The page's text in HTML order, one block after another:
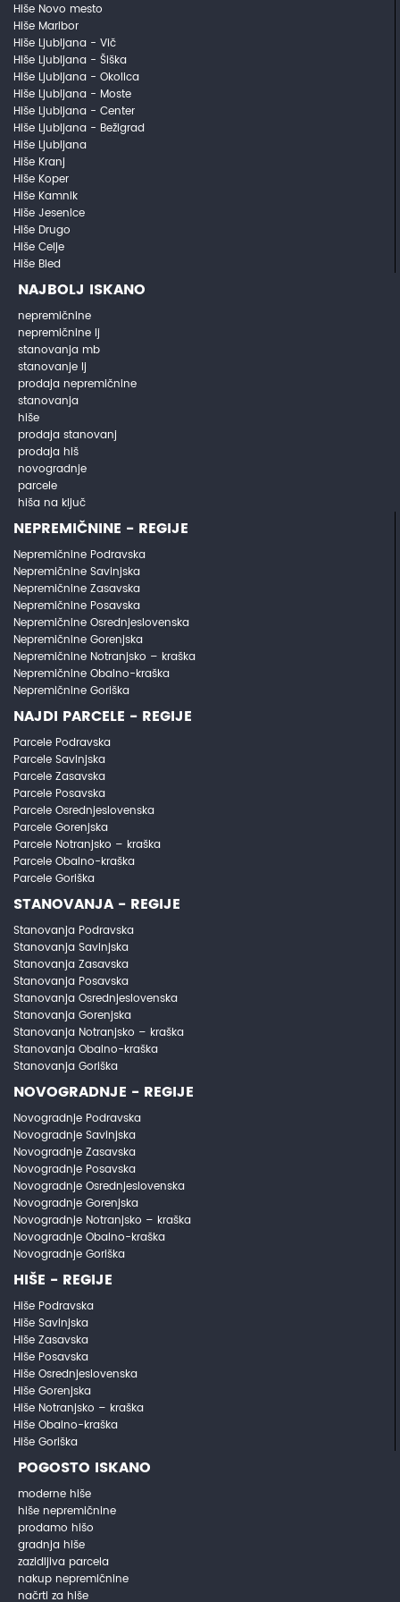
Hiše Novo mesto
Hiše Maribor
Hiše Ljubljana - Vič
Hiše Ljubljana - Šiška
Hiše Ljubljana - Okolica
Hiše Ljubljana - Moste
Hiše Ljubljana - Center
Hiše Ljubljana - Bežigrad
Hiše Ljubljana
Hiše Kranj
Hiše Koper
Hiše Kamnik
Hiše Jesenice
Hiše Drugo
Hiše Celje
Hiše Bled
NAJBOLJ ISKANO
nepremičnine
nepremičnine lj
stanovanja mb
stanovanje lj
prodaja nepremičnine
stanovanja
hiše
prodaja stanovanj
prodaja hiš
novogradnje
parcele
hiša na ključ
NEPREMIČNINE - REGIJE
Nepremičnine Podravska
Nepremičnine Savinjska
Nepremičnine Zasavska
Nepremičnine Posavska
Nepremičnine Osrednjeslovenska
Nepremičnine Gorenjska
Nepremičnine Notranjsko – kraška
Nepremičnine Obalno-kraška
Nepremičnine Goriška
NAJDI PARCELE - REGIJE
Parcele Podravska
Parcele Savinjska
Parcele Zasavska
Parcele Posavska
Parcele Osrednjeslovenska
Parcele Gorenjska
Parcele Notranjsko – kraška
Parcele Obalno-kraška
Parcele Goriška
STANOVANJA - REGIJE
Stanovanja Podravska
Stanovanja Savinjska
Stanovanja Zasavska
Stanovanja Posavska
Stanovanja Osrednjeslovenska
Stanovanja Gorenjska
Stanovanja Notranjsko – kraška
Stanovanja Obalno-kraška
Stanovanja Goriška
NOVOGRADNJE - REGIJE
Novogradnje Podravska
Novogradnje Savinjska
Novogradnje Zasavska
Novogradnje Posavska
Novogradnje Osrednjeslovenska
Novogradnje Gorenjska
Novogradnje Notranjsko – kraška
Novogradnje Obalno-kraška
Novogradnje Goriška
HIŠE - REGIJE
Hiše Podravska
Hiše Savinjska
Hiše Zasavska
Hiše Posavska
Hiše Osrednjeslovenska
Hiše Gorenjska
Hiše Notranjsko – kraška
Hiše Obalno-kraška
Hiše Goriška
POGOSTO ISKANO
moderne hiše
hiše nepremičnine
prodamo hišo
gradnja hiše
zazidljiva parcela
nakup nepremičnine
načrti za hiše